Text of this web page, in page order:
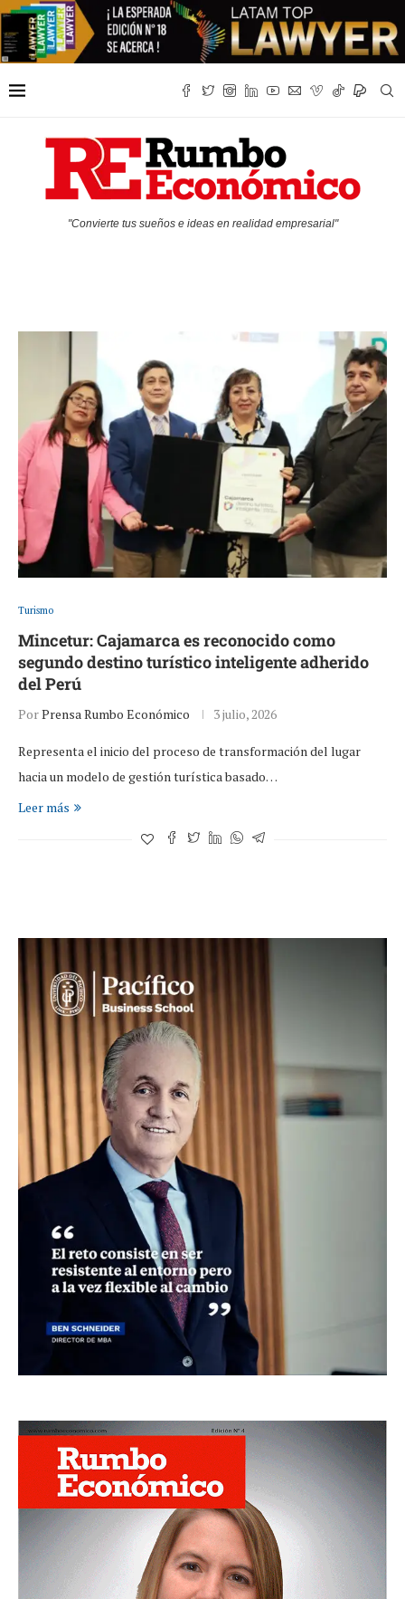
"Convierte tus sueños e ideas en realidad empresarial"
Turismo
Mincetur: Cajamarca es reconocido como
segundo destino turístico inteligente adherido
del Perú
PorPrensa Rumbo Económico 3 julio, 2026
Representa el inicio del proceso de transformación del lugar
hacia un modelo de gestión turística basado…
Leer más